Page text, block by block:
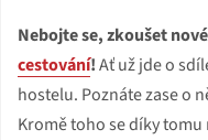
Nebojte se, zkoušet
cestování!Ať už jde o
hostelu. Poznáte zase o
Kromě toho se díky